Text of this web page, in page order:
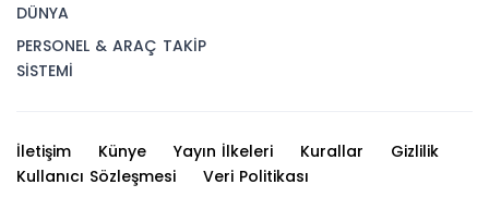
DÜNYA
PERSONEL & ARAÇ TAKİP
SİSTEMİ
İletişim Künye Yayın İlkeleri Kurallar
Gizlilik
Kullanıcı Sözleşmesi
Veri Politikası